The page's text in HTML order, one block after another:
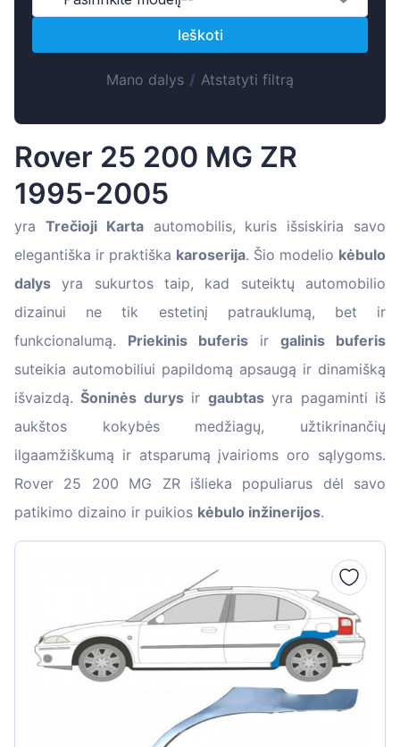
Magyar
Slovenian
Latvian
Ieškoti
Mano dalys / Atstatyti filtrą
Rover 25 200 MG ZR
1995-2005
yra Trečioji Kartaautomobilis, kuris išsiskiria savo
elegantiška ir praktiška karoserija. Šio modelio kėbulo
dalys yra sukurtos taip, kad suteiktų automobilio
dizainui ne tik estetinį patrauklumą, bet ir
funkcionalumą. Priekinis buferis ir galinis buferis
suteikia automobiliui papildomą apsaugą ir dinamišką
išvaizdą.Šoninės durysir gaubtasyra pagaminti iš
aukštos kokybės medžiagų, užtikrinančių
ilgaamžiškumą ir atsparumą įvairioms oro sąlygoms.
Rover 25 200 MG ZR išlieka populiarus dėl savo
patikimo dizaino ir puikios kėbulo inžinerijos.